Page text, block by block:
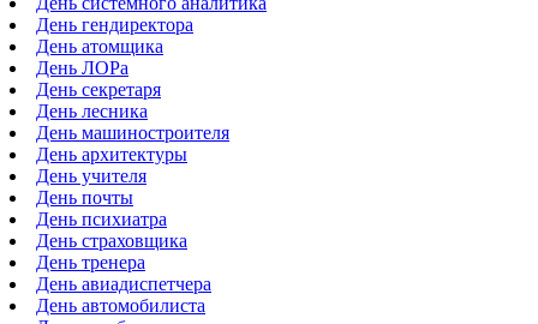
День гендиректора
День атомщика
День ЛОРа
День секретаря
День лесника
День машиностроителя
День архитектуры
День учителя
День почты
День психиатра
День страховщика
День тренера
День авиадиспетчера
День автомобилиста